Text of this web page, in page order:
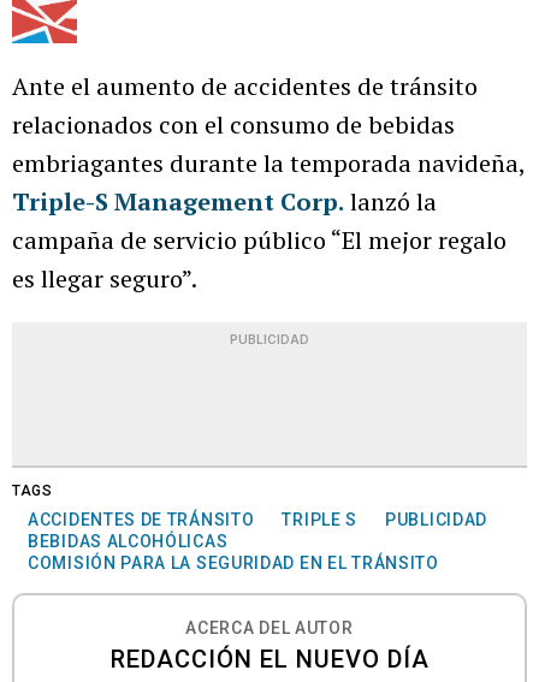
Ante el aumento de accidentes de tránsito
relacionados con el consumo de bebidas
embriagantes durante la temporada navideña,
Triple-S Management Corp. lanzó la
campaña de servicio público “El mejor regalo
es llegar seguro”.
PUBLICIDAD
TAGS
ACCIDENTES DE TRÁNSITO TRIPLE S
PUBLICIDAD
BEBIDAS ALCOHÓLICAS
COMISIÓN PARA LA SEGURIDAD EN EL TRÁNSITO
ACERCA DEL AUTOR
REDACCIÓN EL NUEVO DÍA